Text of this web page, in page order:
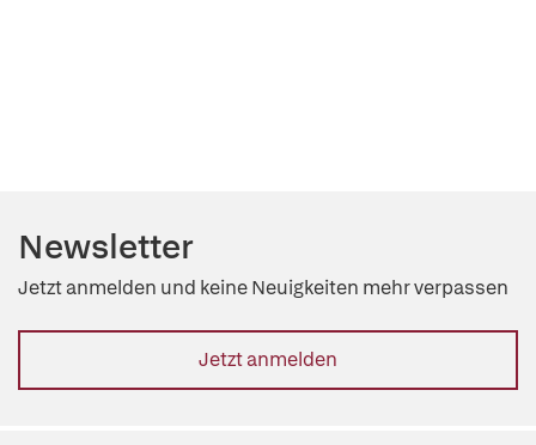
Newsletter
Jetzt anmelden und keine Neuigkeiten mehr verpassen
Jetzt anmelden